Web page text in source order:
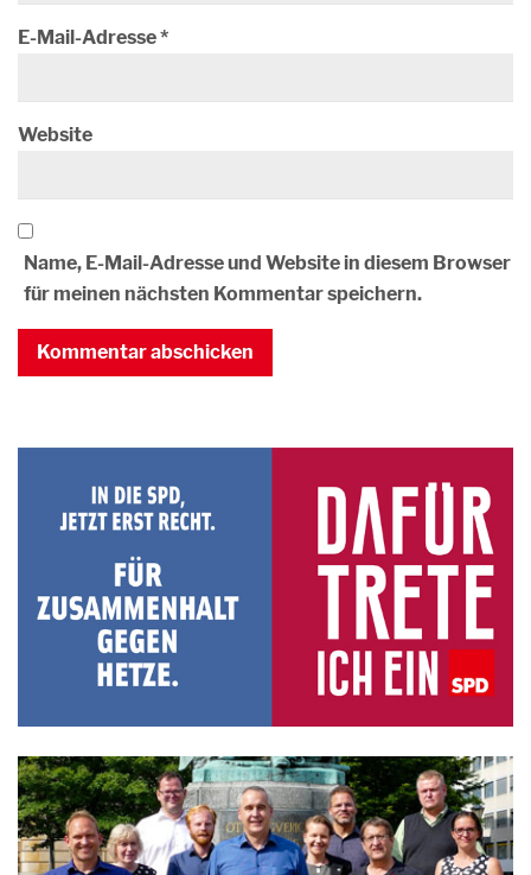
E-Mail-Adresse*
Website
Name, E-Mail-Adresse und Website in diesem Browser
für meinen nächsten Kommentar speichern.